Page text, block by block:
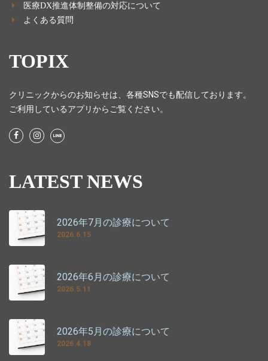
医療DX推進体制整備の対応について
よくある質問
TOPIX
クリニックからのお知らせは、各種SNSでも配信しております。
ご利用しているアプリからご覧ください。
LATEST NEWS
2026年7月の診療について
2026.6.15
2026年6月の診療について
2026.5.11
2026年5月の診療について
2026.4.18